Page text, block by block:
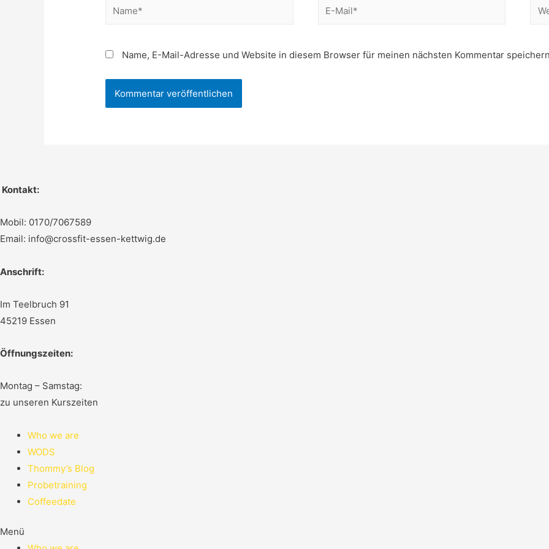
Name*
E-
Name, E-Mail-Adresse und Website in diesem Browser für meinen nächsten Kommentar
Kontakt:
Mobil: 0170/7067589
Email: info@crossfit-essen-kettwig.de
Anschrift:
Im Teelbruch 91
45219 Essen
Öffnungszeiten:
Montag – Samstag:
zu unseren Kurszeiten
Who we are
WODS
Thommy’s Blog
Probetraining
Coffeedate
Menü